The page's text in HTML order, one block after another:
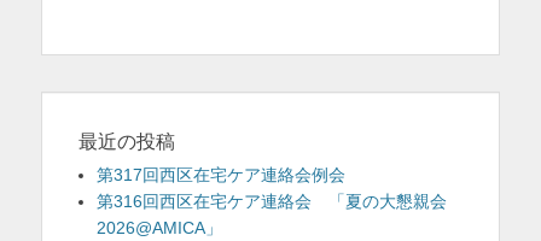
シ
ョ
ン
最近の投稿
第317回西区在宅ケア連絡会例会
第316回西区在宅ケア連絡会 「夏の大懇親会
2026@AMICA」